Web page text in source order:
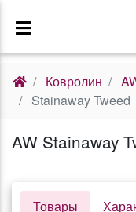
Ковролин
Stainaway Tweed
AW Stainaway
Товары